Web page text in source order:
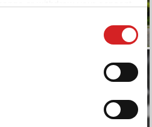
your geographical location
actively scanning it for